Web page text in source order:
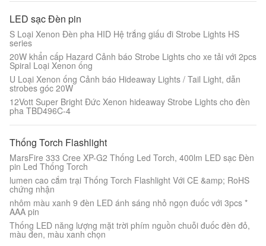
LED sạc Đèn pin
S Loại Xenon Đèn pha HID Hệ trắng giấu đi Strobe Lights HS
series
20W khẩn cấp Hazard Cảnh báo Strobe Lights cho xe tải với 2pcs
Spiral Loại Xenon ống
U Loại Xenon ống Cảnh báo Hideaway Lights / Tail Light, dẫn
strobes góc 20W
12Vott Super Bright Đức Xenon hideaway Strobe Lights cho đèn
pha TBD496C-4
Thống Torch Flashlight
MarsFire 333 Cree XP-G2 Thống Led Torch, 400lm LED sạc Đèn
pin Led Thống Torch
lumen cao cắm trại Thống Torch Flashlight Với ​​CE &amp; RoHS
chứng nhận
nhôm màu xanh 9 đèn LED ánh sáng nhỏ ngọn đuốc với 3pcs *
AAA pin
Thống LED năng lượng mặt trời phím nguồn chuỗi đuốc đèn đỏ,
màu đen, màu xanh chọn